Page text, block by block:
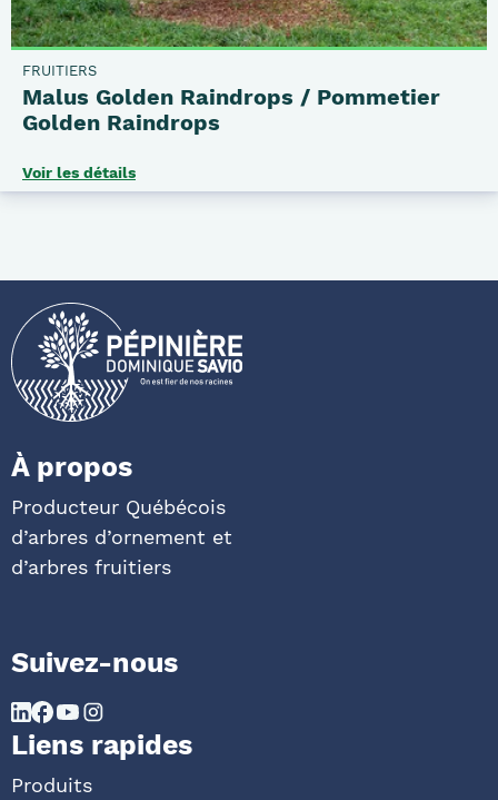
FRUITIERS
Malus Golden Raindrops / Pommetier
Golden Raindrops
Voir les détails
À propos
Producteur Québécois
d’arbres d’ornement et
d’arbres fruitiers
Suivez-nous
Liens rapides
Produits